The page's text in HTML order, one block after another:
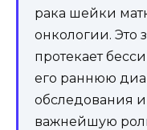
рака шейки
онкологии. Это
протекает
его раннюю
обследования
важнейшую